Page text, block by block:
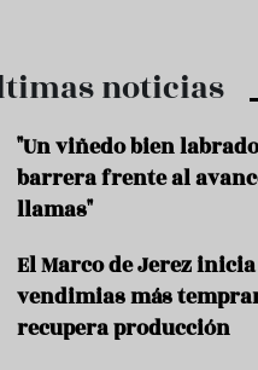
noticias
"Un viñedo bien
barrera frente al
llamas"
El Marco de Jerez
vendimias más
recupera producción